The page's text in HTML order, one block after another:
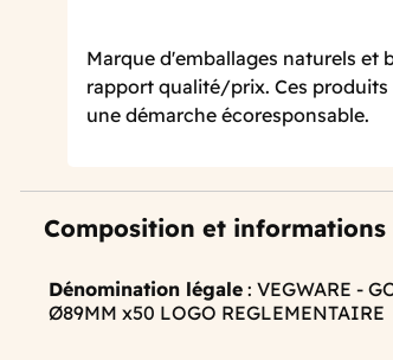
Marque d'emballages naturels et
rapport qualité/prix. Ces
une démarche écoresponsable.
Composition et
Dénomination légale : VEGWARE -
Ø89MM x50 LOGO REGLEMENTAIRE